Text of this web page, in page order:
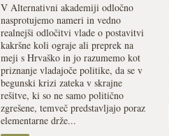
V Alternativni akademiji odločno
nasprotujemo nameri in vedno
realnejši odločitvi vlade o postavitvi
kakršne koli ograje ali preprek na
meji s Hrvaško in jo razumemo kot
priznanje vladajoče politike, da se v
begunski krizi zateka v skrajne
rešitve, ki so ne samo politično
zgrešene, temveč predstavljajo poraz
elementarne drže...